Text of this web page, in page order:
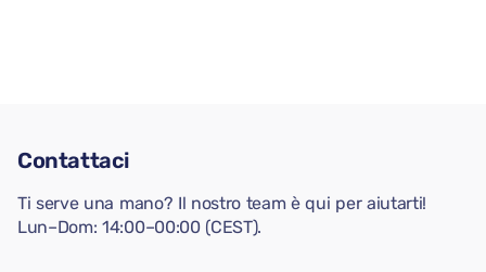
Contattaci
Ti serve una mano? Il nostro team è qui per aiutarti!
Lun–Dom: 14:00–00:00 (CEST).